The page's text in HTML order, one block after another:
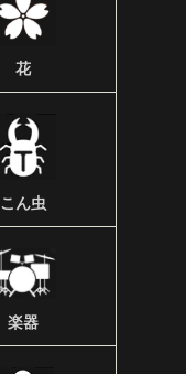
花
こん虫
楽器